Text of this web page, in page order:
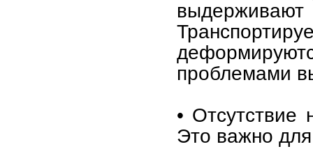
выдерживают
проблемами
• Отсутствие
Это важно